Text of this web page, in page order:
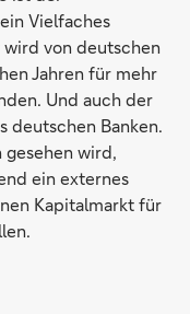
Vielfaches
von deutschen
Jahren für mehr
Und auch der
deutschen Banken.
gesehen wird,
ein externes
Kapitalmarkt für